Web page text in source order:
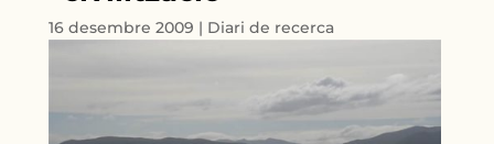
16 desembre 2009 | Diari de recerca